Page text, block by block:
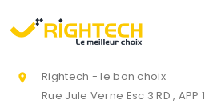

Rightech - le bon choix
Rue Jule Verne Esc 3 RD , APP 1